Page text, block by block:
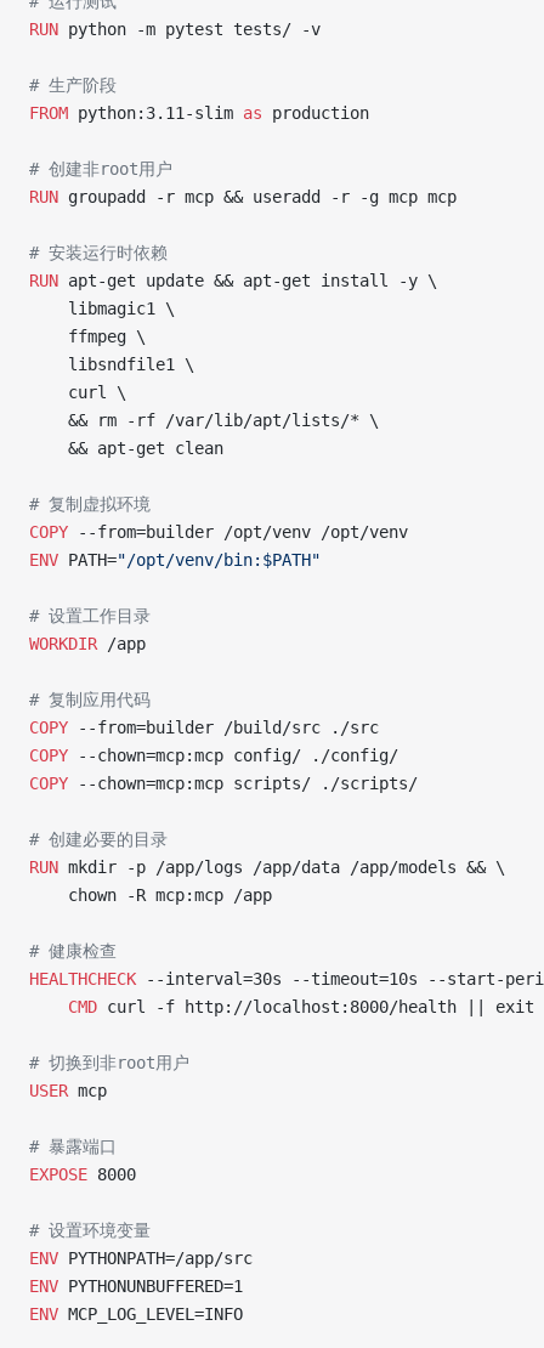
RUN python -m pytest tests/ -v
# 生产阶段
FROM python:3.11-slim as production
# 创建非root用户
RUN groupadd -r mcp && useradd -r -g mcp mcp
# 安装运行时依赖
RUN apt-get update && apt-get install -y \
    libmagic1 \
    ffmpeg \
    libsndfile1 \
    curl \
    && rm -rf /var/lib/apt/lists/* \
    && apt-get clean
# 复制虚拟环境
COPY --from=builder /opt/venv /opt/venv
ENV PATH="/opt/venv/bin:$PATH"
# 设置工作目录
WORKDIR /app
# 复制应用代码
COPY --from=builder /build/src ./src
COPY --chown=mcp:mcp config/ ./config/
COPY --chown=mcp:mcp scripts/ ./scripts/
# 创建必要的目录
RUN mkdir -p /app/logs /app/data /app/models && \
    chown -R mcp:mcp /app
# 健康检查
HEALTHCHECK --interval=30s --timeout=10s --start-
    CMD
curl -f http://localhost:8000/health || exit
# 切换到非root用户
USER mcp
# 暴露端口
EXPOSE 8000
# 设置环境变量
ENV PYTHONPATH=/app/src
ENV PYTHONUNBUFFERED=1
ENV MCP_LOG_LEVEL=INFO